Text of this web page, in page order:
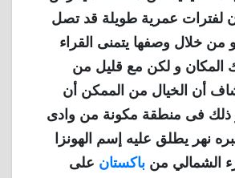
لفترات عمرية طويلة قد تصل
عاما و من خلال وصفها يتمنى القراء
المكان و لكن مع قليل من
أن الخيال من الممكن أن
ذلك فى منطقة مكونة من وادى
نهر يطلق عليه إسم الهونزا
الشمالي من باكستان على